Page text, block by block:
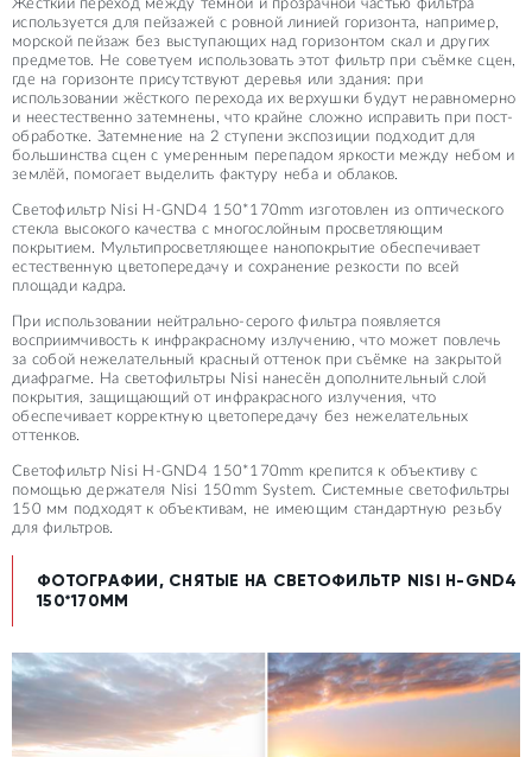
Жёсткий переход между тёмной и прозрачной частью фильтра
используется для пейзажей с ровной линией горизонта, например,
морской пейзаж без выступающих над горизонтом скал и других
предметов. Не советуем использовать этот фильтр при съёмке сцен,
где на горизонте присутствуют деревья или здания: при
использовании жёсткого перехода их верхушки будут неравномерно
и неестественно затемнены, что крайне сложно исправить при пост-
обработке. Затемнение на 2 ступени экспозиции подходит для
большинства сцен с умеренным перепадом яркости между небом и
землёй, помогает выделить фактуру неба и облаков.
Светофильтр Nisi H-GND4 150*170mm изготовлен из оптического
стекла высокого качества с многослойным просветляющим
покрытием. Мультипросветляющее нанопокрытие обеспечивает
естественную цветопередачу и сохранение резкости по всей
площади кадра.
При использовании нейтрально-серого фильтра появляется
восприимчивость к инфракрасному излучению, что может повлечь
за собой нежелательный красный оттенок при съёмке на закрытой
диафрагме. На светофильтры Nisi нанесён дополнительный слой
покрытия, защищающий от инфракрасного излучения, что
обеспечивает корректную цветопередачу без нежелательных
оттенков.
Светофильтр Nisi H-GND4 150*170mm крепится к объективу с
помощью держателя Nisi 150mm System. Системные светофильтры
150 мм подходят к объективам, не имеющим стандартную резьбу
для фильтров.
ФОТОГРАФИИ, СНЯТЫЕ НА СВЕТОФИЛЬТР NISI H-GND4
150*170MM